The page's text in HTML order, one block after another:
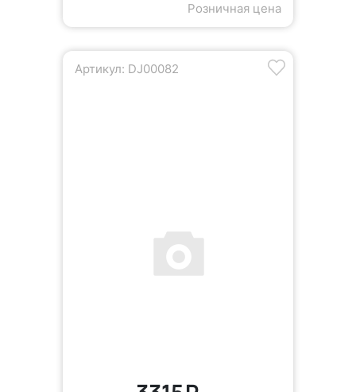
Розничная цена
Артикул: DJ00082